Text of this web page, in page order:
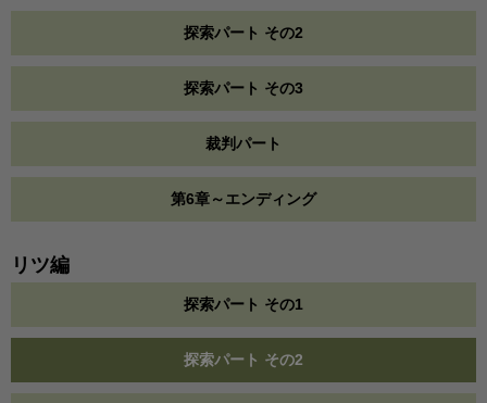
探索パート その2
探索パート その3
裁判パート
第6章～エンディング
リツ編
探索パート その1
探索パート その2